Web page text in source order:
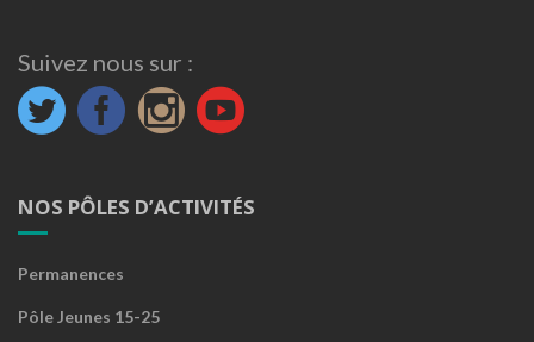
Suivez nous sur :
NOS PÔLES D’ACTIVITÉS
Permanences
Pôle Jeunes 15-25